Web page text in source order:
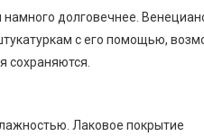
намного долговечнее.
с его помощью,
сохраняются.
Лаковое покрытие